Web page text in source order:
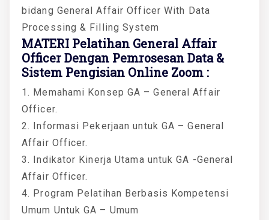
bidang General Affair Officer With Data
Processing & Filling System
MATERI Pelatihan General Affair
Officer Dengan Pemrosesan Data &
Sistem Pengisian Online Zoom :
1. Memahami Konsep GA – General Affair
Officer.
2. Informasi Pekerjaan untuk GA – General
Affair Officer.
3. Indikator Kinerja Utama untuk GA -General
Affair Officer.
4. Program Pelatihan Berbasis Kompetensi
Umum Untuk GA – Umum